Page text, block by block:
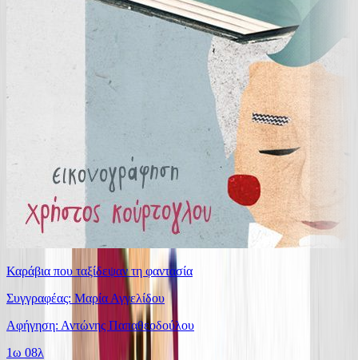
Καράβια που ταξίδεψαν τη φαντασία
Συγγραφέας: Μαρία Αγγελίδου
Αφήγηση: Αντώνης Παπαθεοδούλου
1ω 08λ